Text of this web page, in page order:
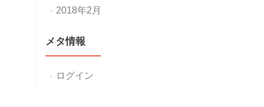
2018年2月
メタ情報
ログイン